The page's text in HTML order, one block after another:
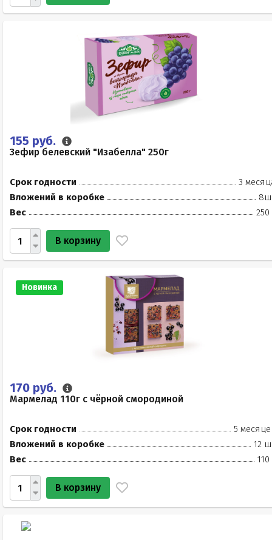
155 руб.
Зефир белевский "Изабелла" 250г
Срок годности
3
Вложений в коробке
Вес
250
В корзину
Новинка
170 руб.
Мармелад 110г с чёрной смородиной
Срок годности
5
Вложений в коробке
12
Вес
110
В корзину